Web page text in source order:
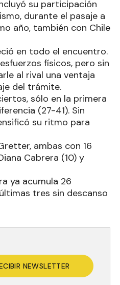
su participación
durante el pasaje a
año, también con Chile
en todo el encuentro.
físicos, pero sin
al rival una ventaja
del trámite.
sólo en la primera
(27-41). Sin
su ritmo para
ambas con 16
Cabrera (10) y
ya acumula 26
tres sin descanso
NEWSLETTER